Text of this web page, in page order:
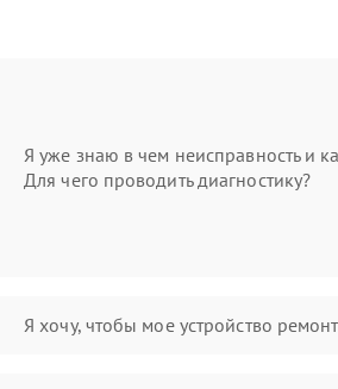
Я уже знаю в чем неисправность и
Для чего проводить диагностику?
Я хочу, чтобы мое устройство